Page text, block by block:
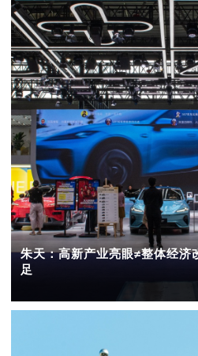
朱天：高新产业亮眼≠整体经济
足